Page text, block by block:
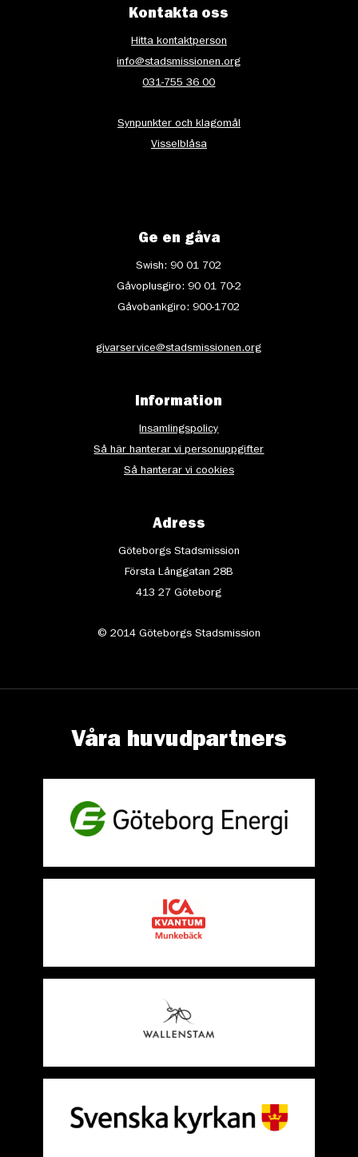
Kontakta oss
Hitta kontaktperson
info@stadsmissionen.org
031-755 36 00
Synpunkter och klagomål
Visselblåsa
Ge en gåva
Swish: 90 01 702
Gåvoplusgiro: 90 01 70-2
Gåvobankgiro: 900-1702
givarservice@stadsmissionen.org
Information
Insamlingspolicy
Så här hanterar vi personuppgifter
Så hanterar vi cookies
Adress
Göteborgs Stadsmission
Första Långgatan 28B
413 27 Göteborg
© 2014 Göteborgs Stadsmission
Våra huvudpartners